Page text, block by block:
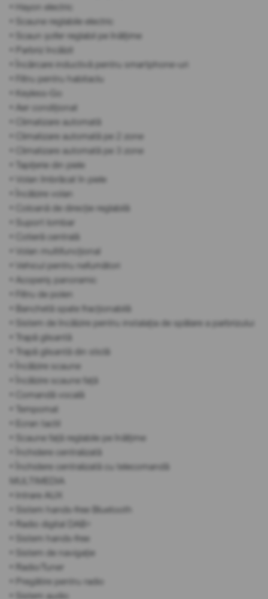
• Hayon electric
• Scaune reglabile electric
• Scaun șofer reglabil pe înălțime
• Parbriz încălzit
• Încărcare inductivă pentru smartphone-uri
• Filtru pentru habitaclu
• Keyless-Go
• Aer condiționat
• Climatizare automată
• Climatizare automată pe 2 zone
• Climatizare automată pe 3 zone
• Tapițerie din piele
• Volan îmbrăcat în piele
• Încălzire volan
• Coloană de direcție reglabilă
• Suport lombar
• Cotieră centrală
• Volan multifuncțional
• Vehicul pentru nefumători
• Acoperiș panoramic
• Filtru de polen
• Banchetă spate fracționabilă
• Sistem de încălzire pentru instalația de spălare a parbrizului
• Trapă glisantă
• Trapă glisantă din sticlă
• Încălzire scaune
• Încălzire scaune față
• Comandă vocală
• Tempomat
• Ecran tactil
• Scaune față reglabile pe înălțime
• Închidere centralizată
• Închidere centralizată cu telecomandă
MULTIMEDIA
• Intrare AUX
• Sistem hands-free Bluetooth
• Radio digital DAB+
• Sistem hands-free
• Sistem de navigație
• Radio/Tuner
• Pregătire pentru radio
• Sistem audio